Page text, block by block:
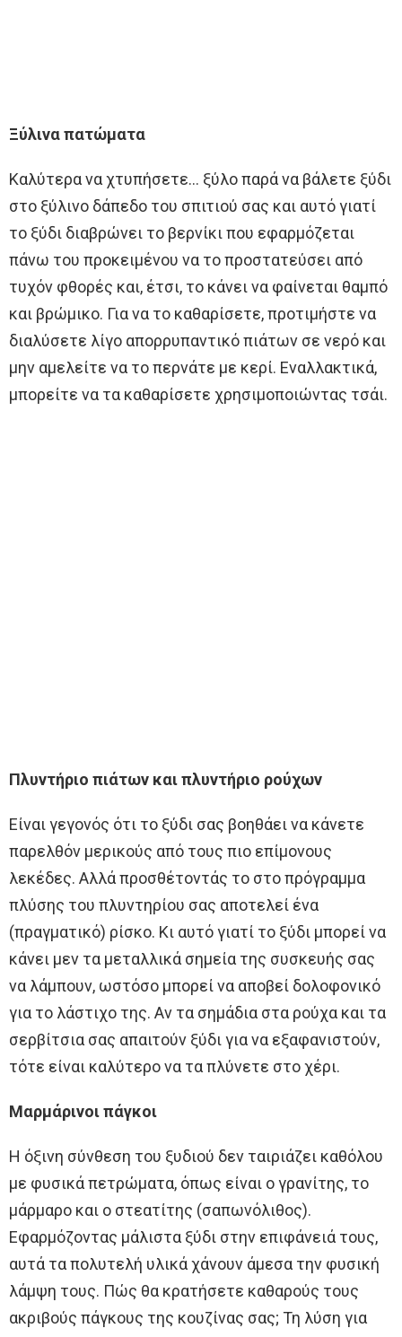
Ξύλινα πατώματα
Καλύτερα να χτυπήσετε… ξύλο παρά να βάλετε ξύδι
στο ξύλινο δάπεδο του σπιτιού σας και αυτό γιατί
το ξύδι διαβρώνει το βερνίκι που εφαρμόζεται
πάνω του προκειμένου να το προστατεύσει από
τυχόν φθορές και, έτσι, το κάνει να φαίνεται θαμπό
και βρώμικο. Για να το καθαρίσετε, προτιμήστε να
διαλύσετε λίγο απορρυπαντικό πιάτων σε νερό και
μην αμελείτε να το περνάτε με κερί. Εναλλακτικά,
μπορείτε να τα καθαρίσετε χρησιμοποιώντας τσάι.
Πλυντήριο πιάτων και πλυντήριο ρούχων
Είναι γεγονός ότι το ξύδι σας βοηθάει να κάνετε
παρελθόν μερικούς από τους πιο επίμονους
λεκέδες. Αλλά προσθέτοντάς το στο πρόγραμμα
πλύσης του πλυντηρίου σας αποτελεί ένα
(πραγματικό) ρίσκο. Κι αυτό γιατί το ξύδι μπορεί να
κάνει μεν τα μεταλλικά σημεία της συσκευής σας
να λάμπουν, ωστόσο μπορεί να αποβεί δολοφονικό
για το λάστιχο της. Αν τα σημάδια στα ρούχα και τα
σερβίτσια σας απαιτούν ξύδι για να εξαφανιστούν,
τότε είναι καλύτερο να τα πλύνετε στο χέρι.
Μαρμάρινοι πάγκοι
Η όξινη σύνθεση του ξυδιού δεν ταιριάζει καθόλου
με φυσικά πετρώματα, όπως είναι ο γρανίτης, το
μάρμαρο και ο στεατίτης (σαπωνόλιθος).
Εφαρμόζοντας μάλιστα ξύδι στην επιφάνειά τους,
αυτά τα πολυτελή υλικά χάνουν άμεσα την φυσική
λάμψη τους. Πώς θα κρατήσετε καθαρούς τους
ακριβούς πάγκους της κουζίνας σας; Τη λύση για